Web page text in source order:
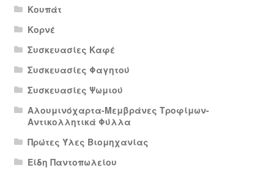
Κουπάτ
Κορνέ
Συσκευασίες Καφέ
Συσκευασίες Φαγητού
Συσκευασίες Ψωμιού
Αλουμινόχαρτα-Μεμβράνες Τροφίμων-
Αντικολλητικά Φύλλα
Πρώτες Ύλες Βιομηχανίας
Είδη Παντοπωλείου